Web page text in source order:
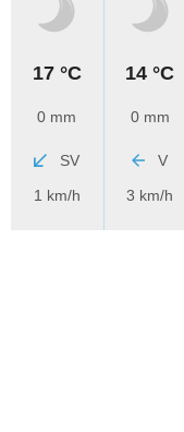
17 °C
0 mm
SV
1 km/h
14 °C
0 mm
V
3 km/h